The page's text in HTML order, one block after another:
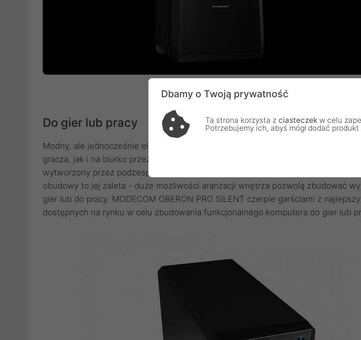
Do gier lub pracy
Modny, ale jednocześnie elegancki design obudowy pasować będzie zarówno
gracza, jak i na biurko przeznaczone tylko do pracy lub nauki. Maty wygłuszające
wytworzony przez podzespoły (karta graficzna, chłodzenie procesora). Wysoka
obudowy to jej zaleta - duże możliwości aranżacji wnętrza pozwolą zbudować
gier lub do pracy. MODECOM OBERON PRO SILENT czerpie garściami z
dostępnych na rynku w celu zbudowania funkcjonalnego komputera do gier lub
Dbamy o Twoją prywatność
Ta strona korzysta z ciasteczek w celu
Potrzebujemy ich, abyś mógł dodać